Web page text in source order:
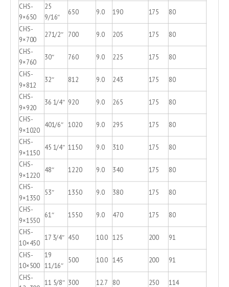
CHS-
9×650
25
9/16″
650 9.0 190 175 80
CHS-
9×700
271/2″ 700 9.0 205 175 80
CHS-
9×760
30″ 760 9.0 225 175 80
CHS-
9×812
32″ 812 9.0 243 175 80
CHS-
9×920
36 1/4″ 920 9.0 265 175
80
CHS-
9×1020
401/6″ 1020 9.0 295 175
80
CHS-
9×1150
45 1/4″ 1150 9.0 310 175 80
CHS-
9×1220
48″ 1220 9.0 340 175 80
CHS-
9×1350
53″ 1350 9.0 380 175 80
CHS-
9×1550
61″ 1550 9.0 470 175 80
CHS-
10×450
17 3/4″ 450 10.0 125 200 91
CHS-
10×500
19
11/16″
500 10.0 145 200 91
CHS-
11 5/8″ 300 12.7 80 250 114